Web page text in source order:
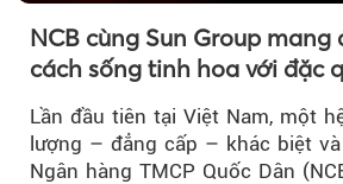
NCB cùng Sun Group mang
cách sống tinh hoa với đặc
Lần đầu tiên tại Việt Nam, một
lượng – đẳng cấp – khác biệt
Ngân hàng TMCP Quốc Dân